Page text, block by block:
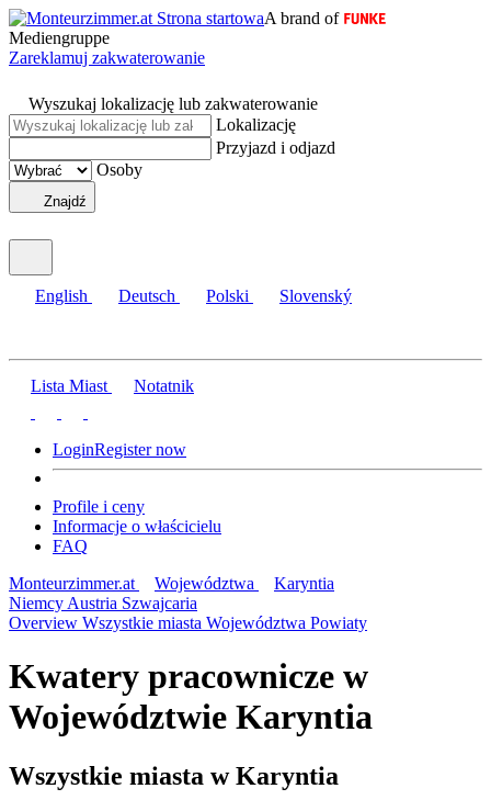
A brand of
Mediengruppe
Zareklamuj zakwaterowanie
Wyszukaj lokalizację lub zakwaterowanie
Lokalizację
Przyjazd i odjazd
Osoby
Znajdź
English Deutsch Polski Slovenský
Lista Miast Notatnik
LoginRegister now
Profile i ceny
Informacje o właścicielu
FAQ
Monteurzimmer.at
Województwa
Karyntia
Niemcy Austria Szwajcaria
Overview Wszystkie miasta Województwa Powiaty
Kwatery pracownicze w
Województwie Karyntia
Wszystkie miasta w Karyntia